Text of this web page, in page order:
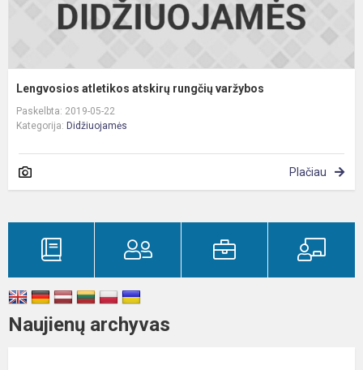
Lengvosios atletikos atskirų rungčių varžybos
Paskelbta: 2019-05-22
Kategorija: Didžiuojamės
Plačiau
Naujienų archyvas